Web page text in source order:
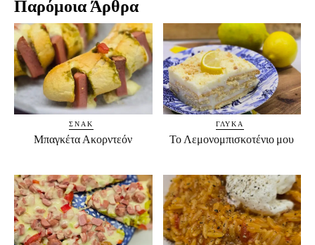
Παρόμοια Άρθρα
ΣΝΑΚ
Μπαγκέτα Ακορντεόν
ΓΛΥΚΆ
Το Λεμονομπισκοτένιο μου